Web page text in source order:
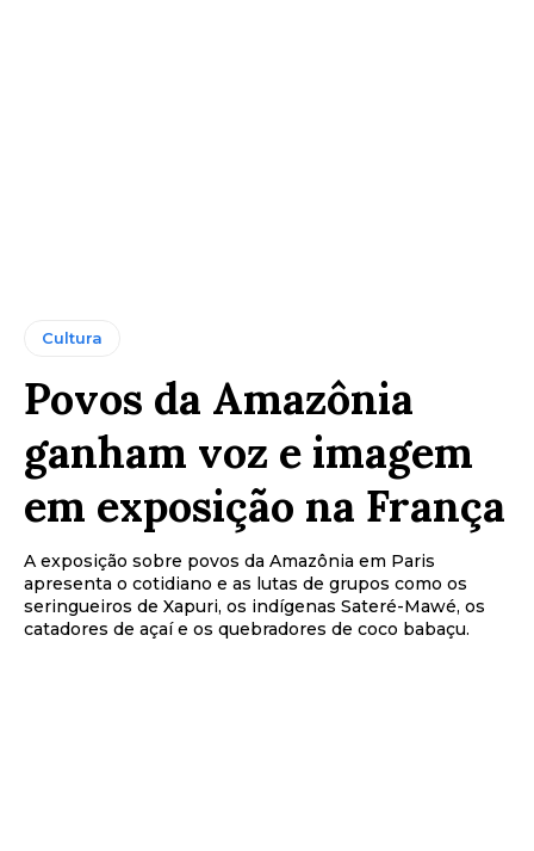
Cultura
Povos da Amazônia
ganham voz e imagem
em exposição na França
A exposição sobre povos da Amazônia em Paris
apresenta o cotidiano e as lutas de grupos como os
seringueiros de Xapuri, os indígenas Sateré-Mawé, os
catadores de açaí e os quebradores de coco babaçu.